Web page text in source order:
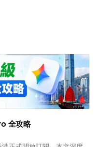
全攻略